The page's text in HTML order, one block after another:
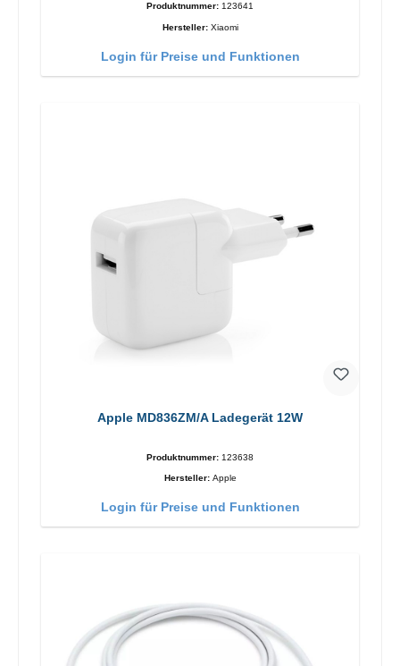
Produktnummer: 123641
Hersteller: Xiaomi
Login für Preise und Funktionen
Apple MD836ZM/A Ladegerät 12W
Produktnummer: 123638
Hersteller: Apple
Login für Preise und Funktionen